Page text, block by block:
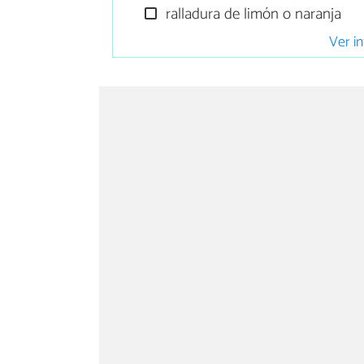
ralladura de limón o naranja
Ver